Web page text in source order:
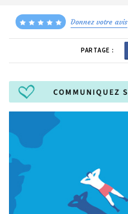
Donnez votre avis
PARTAGE :